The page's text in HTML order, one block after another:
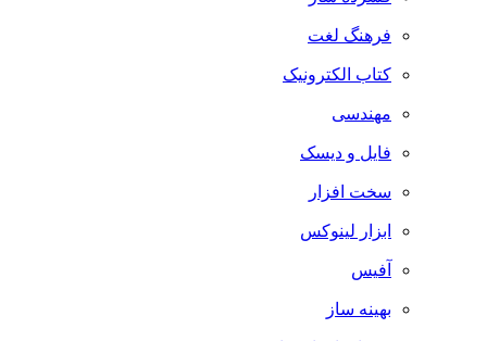
فرهنگ لغت
کتاب الکترونیک
مهندسی
فایل و دیسک
سخت افزار
ابزار لینوکس
آفیس
بهینه ساز